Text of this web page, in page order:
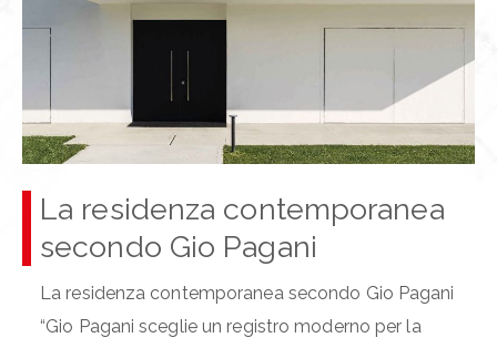
La residenza contemporanea
secondo Gio Pagani
La residenza contemporanea secondo Gio Pagani
“Gio Pagani sceglie un registro moderno per la